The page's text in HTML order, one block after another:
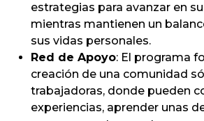
estrategias para avanzar en
mientras mantienen un
sus vidas personales.
Red de Apoyo: El programa
creación de una comunidad
trabajadoras, donde pueden
experiencias, aprender unas